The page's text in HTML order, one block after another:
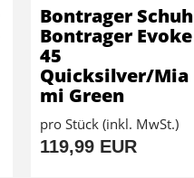
Bontrager Schuh
Bontrager Evoke
45
Quicksilver/Mia
mi Green
pro Stück (inkl. MwSt.)
119,99 EUR